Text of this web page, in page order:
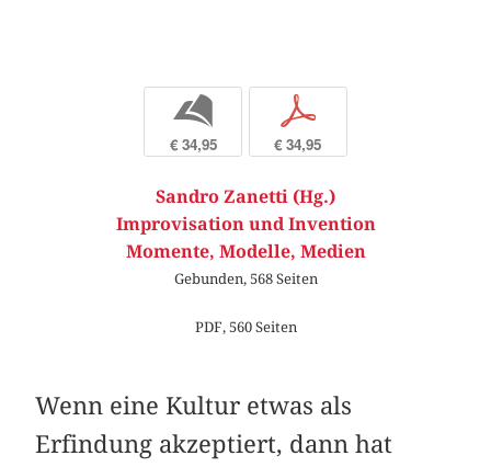
b
€ 34,95
p
€ 34,95
Sandro Zanetti (Hg.)
Improvisation und Invention
Momente, Modelle, Medien
Gebunden, 568 Seiten
PDF, 560 Seiten
Wenn eine Kultur etwas als
Erfindung akzeptiert, dann hat